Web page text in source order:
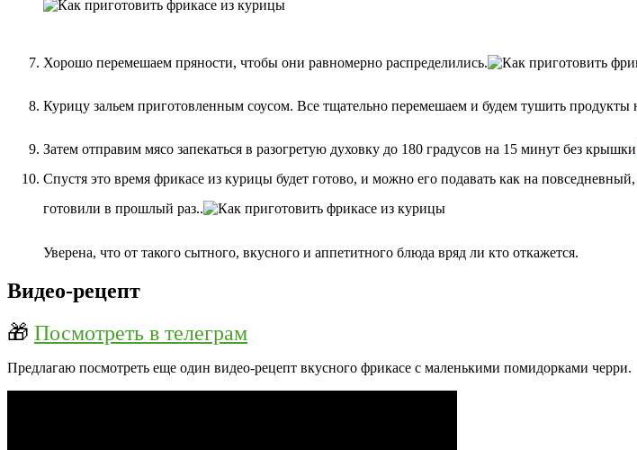
Хорошо перемешаем пряности, чтобы они равномерно распределились.
Курицу зальем приготовленным соусом. Все тщательно перемешаем и будем тушить
Затем отправим мясо запекаться в разогретую духовку до 180 градусов на 15 минут без
Спустя это время фрикасе из курицы будет готово, и можно его подавать как на
готовили в прошлый раз..
Уверена, что от такого сытного, вкусного и аппетитного блюда вряд ли кто откажется.
Видео-рецепт
🎁 Посмотреть в телеграм
Предлагаю посмотреть еще один видео-рецепт вкусного фрикасе с маленькими помидорками черри.